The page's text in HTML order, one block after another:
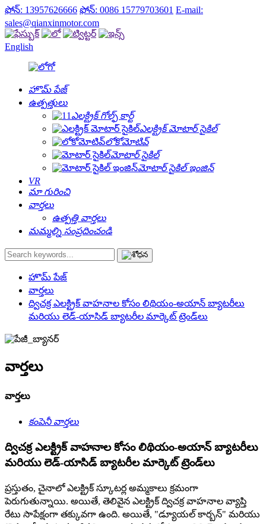
ఫోన్: 13957626666 ఫోన్: 0086 15779703601 E-mail:
sales@qianxinmotor.com
English
హొమ్ పేజ్
ఉత్పత్తులు
ఎలక్ట్రిక్ గోల్ఫ్ కార్ట్
ఎలక్ట్రిక్ మోటార్ సైకిల్
లోకోమోటివ్
మోటార్ సైకిల్
మోటార్ సైకిల్ ఇంజిన్
VR
మా గురించి
వార్తలు
ఉత్పత్తి వార్తలు
మమ్మల్ని సంప్రదించండి
హొమ్ పేజ్
వార్తలు
ద్విచక్ర ఎలక్ట్రిక్ వాహనాల కోసం లిథియం-అయాన్ బ్యాటరీలు
మరియు లెడ్-యాసిడ్ బ్యాటరీల మార్కెట్ ట్రెండ్‌లు
వార్తలు
వార్తలు
కంపెనీ వార్తలు
ద్విచక్ర ఎలక్ట్రిక్ వాహనాల కోసం లిథియం-అయాన్ బ్యాటరీలు
మరియు లెడ్-యాసిడ్ బ్యాటరీల మార్కెట్ ట్రెండ్‌లు
ప్రస్తుతం, చైనాలో ఎలక్ట్రిక్ స్కూటర్ల అమ్మకాలు క్రమంగా
పెరుగుతున్నాయి. అయితే, తెలివైన ఎలక్ట్రిక్ ద్విచక్ర వాహనాల వ్యాప్తి
రేటు సాపేక్షంగా తక్కువగా ఉంది. అయితే, "డ్యూయల్ కార్బన్" మరియు